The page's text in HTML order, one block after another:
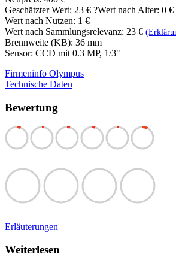
Geschätzter Wert: 23 € ?Wert nach Alter: 0 €
Wert nach Nutzen: 1 €
Wert nach Sammlungsrelevanz: 23 €
Brennweite (KB): 36 mm
Sensor: CCD mit 0.3 MP, 1/3"
Firmeninfo Olympus
Technische Daten
Bewertung
Erläuterungen
Weiterlesen